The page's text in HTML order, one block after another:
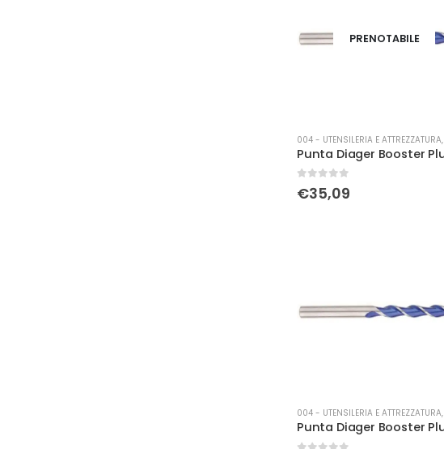
PRENOTABILE
004 - UTENSILERIA E ATTREZZATURA,
Su 5
€35,09
004 - UTENSILERIA E ATTREZZATURA,